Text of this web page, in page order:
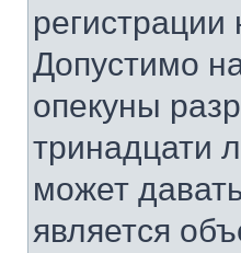
Допустимо
опекуны
тринадцати
может
является